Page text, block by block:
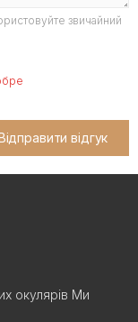
звичайний
відгук
окулярів Ми